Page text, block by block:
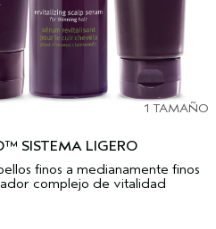
1 TAMAÑO
SISTEMA LIGERO
finos a medianamente finos
complejo de vitalidad